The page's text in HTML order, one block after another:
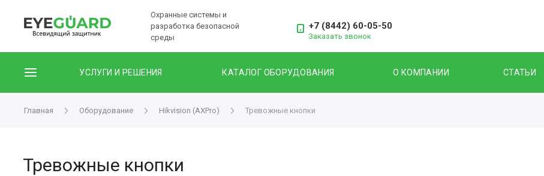
Охранные системы и
разработка безопасной
среды
+7 (8442) 60-05-50
Заказать звонок
УСЛУГИ И РЕШЕНИЯ КАТАЛОГ ОБОРУДОВАНИЯ О КОМПАНИИ СТАТЬИ
Главная Оборудование Hikvision (AXPro) Тревожные кнопки
Тревожные кнопки